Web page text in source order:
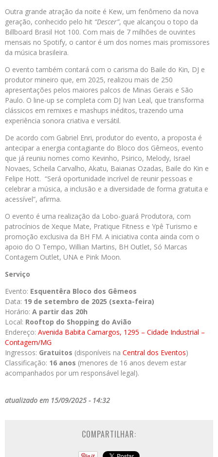
Outra grande atração da noite é Kew, um fenômeno da nova
geração, conhecido pelo hit “Descer”, que alcançou o topo da
Billboard Brasil Hot 100. Com mais de 7 milhões de ouvintes
mensais no Spotify, o cantor é um dos nomes mais promissores
da música brasileira.
O evento também contará com o carisma do Baile do Kin, DJ e
produtor mineiro que, em 2025, realizou mais de 250
apresentações pelos maiores palcos de Minas Gerais e São
Paulo. O line-up se completa com DJ Ivan Leal, que transforma
clássicos em remixes e mashups inéditos, trazendo uma
experiência sonora criativa e versátil.
De acordo com Gabriel Enri, produtor do evento, a proposta é
antecipar a energia contagiante do Bloco dos Gêmeos, evento
que já reuniu nomes como Kevinho, Psirico, Melody, Israel
Novaes, Scheila Carvalho, Akatu, Baianas Ozadas, Baile do Kin e
Felipe Hott. “Será oportunidade incrível de reunir pessoas e
celebrar a música, a inclusão e a diversidade de forma gratuita e
acessível”, afirma.
O evento é uma realização da Lobo-guará Produtora, com
patrocínios de Xeque Mate, Pratique Fitness e Ypê Turismo e
promoção exclusiva da BH FM. A iniciativa conta ainda com o
apoio do O Tempo, Willian Martins, BH Outlet, Só Marcas
Contagem Outlet, UNA e Pink Moon.
Serviço
Evento: Esquentêra Bloco dos Gêmeos
Data: 19 de setembro de 2025 (sexta-feira)
Horário: A partir das 20h
Local: Rooftop do Shopping do Avião
Endereço: Avenida Babita Camargos, 1295 – Cidade Industrial –
Contagem/MG
Ingressos: Gratuitos (disponíveis na Central dos Eventos)
Classificação: 16 anos (menores de 16 anos devem estar
acompanhados por um responsável legal).
atualizado em 15/09/2025 - 14:32
COMPARTILHAR: